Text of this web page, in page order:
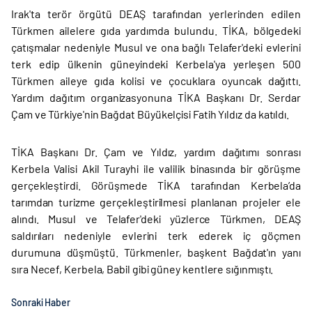
Irak'ta terör örgütü DEAŞ tarafından yerlerinden edilen
Türkmen ailelere gıda yardımda bulundu. TİKA, bölgedeki
çatışmalar nedeniyle Musul ve ona bağlı Telafer'deki evlerini
terk edip ülkenin güneyindeki Kerbela'ya yerleşen 500
Türkmen aileye gıda kolisi ve çocuklara oyuncak dağıttı.
Yardım dağıtım organizasyonuna TİKA Başkanı Dr. Serdar
Çam ve Türkiye'nin Bağdat Büyükelçisi Fatih Yıldız da katıldı.
TİKA Başkanı Dr. Çam ve Yıldız, yardım dağıtımı sonrası
Kerbela Valisi Akil Turayhi ile valilik binasında bir görüşme
gerçekleştirdi. Görüşmede TİKA tarafından Kerbela’da
tarımdan turizme gerçekleştirilmesi planlanan projeler ele
alındı. Musul ve Telafer'deki yüzlerce Türkmen, DEAŞ
saldırıları nedeniyle evlerini terk ederek iç göçmen
durumuna düşmüştü. Türkmenler, başkent Bağdat'ın yanı
sıra Necef, Kerbela, Babil gibi güney kentlere sığınmıştı.
Sonraki Haber